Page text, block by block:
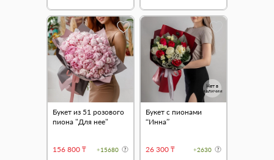
Букет из 51 розового
пиона "Для нее"
156 800 ₸ +15680
Нет в
наличии
Букет с пионами
“Инна”
26 300 ₸ +2630